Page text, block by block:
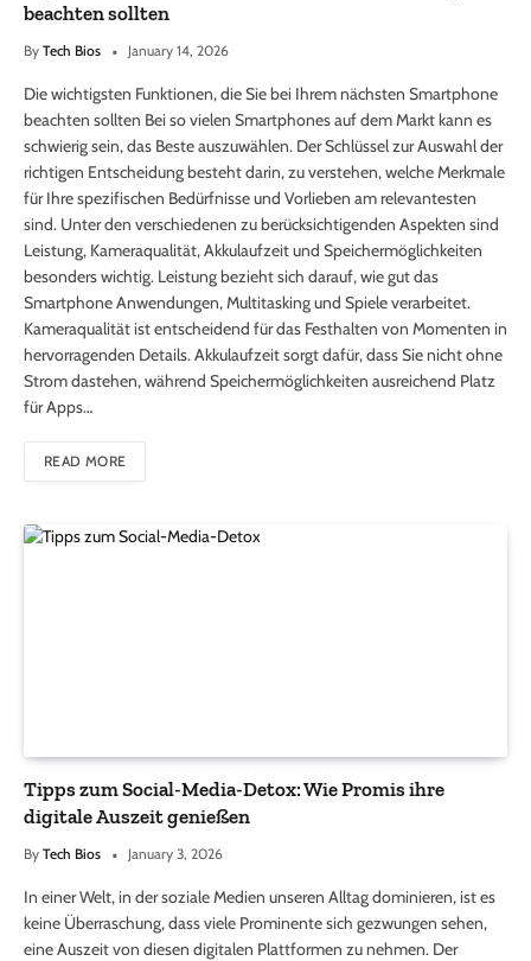
beachten sollten
By Tech Bios January 14, 2026
Die wichtigsten Funktionen, die Sie bei Ihrem nächsten Smartphone
beachten sollten Bei so vielen Smartphones auf dem Markt kann es
schwierig sein, das Beste auszuwählen. Der Schlüssel zur Auswahl der
richtigen Entscheidung besteht darin, zu verstehen, welche Merkmale
für Ihre spezifischen Bedürfnisse und Vorlieben am relevantesten
sind. Unter den verschiedenen zu berücksichtigenden Aspekten sind
Leistung, Kameraqualität, Akkulaufzeit und Speichermöglichkeiten
besonders wichtig. Leistung bezieht sich darauf, wie gut das
Smartphone Anwendungen, Multitasking und Spiele verarbeitet.
Kameraqualität ist entscheidend für das Festhalten von Momenten in
hervorragenden Details. Akkulaufzeit sorgt dafür, dass Sie nicht ohne
Strom dastehen, während Speichermöglichkeiten ausreichend Platz
für Apps…
READ MORE
Tipps zum Social-Media-Detox: Wie Promis ihre
digitale Auszeit genießen
By Tech Bios January 3, 2026
In einer Welt, in der soziale Medien unseren Alltag dominieren, ist es
keine Überraschung, dass viele Prominente sich gezwungen sehen,
eine Auszeit von diesen digitalen Plattformen zu nehmen. Der